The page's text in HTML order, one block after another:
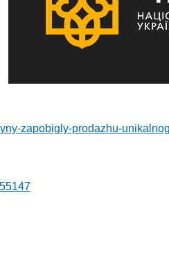
zapobigly-prodazhu-